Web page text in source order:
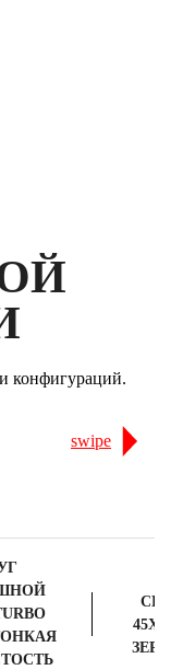
конфигураций.
swipe